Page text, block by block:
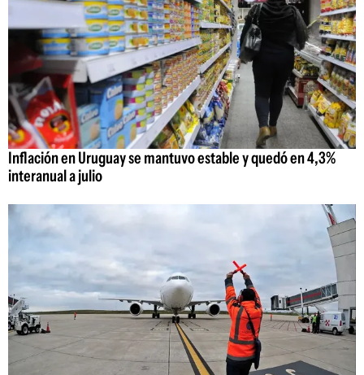
Inflación en Uruguay se mantuvo estable y quedó en 4,3%
interanual a julio